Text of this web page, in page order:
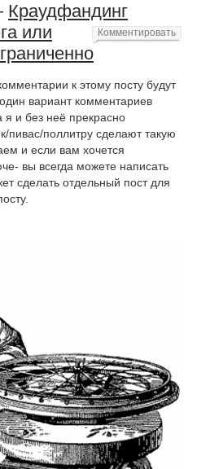
Краудфандинг
или
к этому посту будут
вариант комментариев
я и без неё прекрасно
пивас/поллитру сделают такую
и если вам хочется
вы всегда можете написать
сделать отдельный пост для
Комментировать